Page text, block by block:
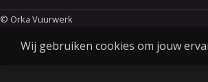
© Orka Vuurwerk
Wij gebruiken cookies om jouw